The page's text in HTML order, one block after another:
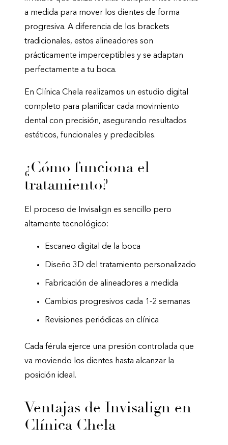
a medida para mover los dientes de forma
progresiva. A diferencia de los brackets
tradicionales, estos alineadores son
prácticamente imperceptibles y se adaptan
perfectamente a tu boca.
En Clínica Chela realizamos un estudio digital
completo para planificar cada movimiento
dental con precisión, asegurando resultados
estéticos, funcionales y predecibles.
¿Cómo funciona el
tratamiento?
El proceso de Invisalign es sencillo pero
altamente tecnológico:
Escaneo digital de la boca
Diseño 3D del tratamiento personalizado
Fabricación de alineadores a medida
Cambios progresivos cada 1-2 semanas
Revisiones periódicas en clínica
Cada férula ejerce una presión controlada que
va moviendo los dientes hasta alcanzar la
posición ideal.
Ventajas de Invisalign en
Clínica Chela